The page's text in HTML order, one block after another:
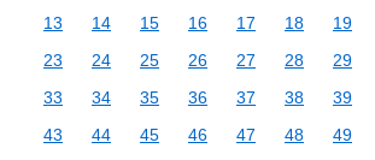
13
14 15 16 17 18 19
23
24 25 26 27 28 29
33
34 35 36 37 38 39
43
44 45 46 47 48 49